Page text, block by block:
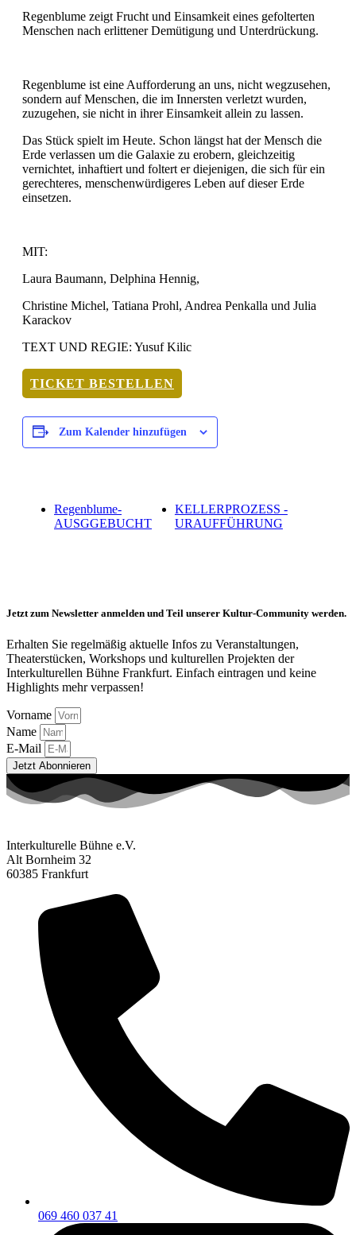
Regenblume zeigt Frucht und Einsamkeit eines gefolterten
Menschen nach erlittener Demütigung und Unterdrückung.
Regenblume ist eine Aufforderung an uns, nicht wegzusehen,
sondern auf Menschen, die im Innersten verletzt wurden,
zuzugehen, sie nicht in ihrer Einsamkeit allein zu lassen.
Das Stück spielt im Heute. Schon längst hat der Mensch die
Erde verlassen um die Galaxie zu erobern, gleichzeitig
vernichtet, inhaftiert und foltert er diejenigen, die sich für ein
gerechteres, menschenwürdigeres Leben auf dieser Erde
einsetzen.
MIT:
Laura Baumann, Delphina Hennig,
Christine Michel, Tatiana Prohl, Andrea Penkalla und Julia
Karackov
TEXT UND REGIE: Yusuf Kilic
TICKET BESTELLEN
Zum Kalender hinzufügen
Regenblume-
AUSGGEBUCHT
KELLERPROZESS -
URAUFFÜHRUNG
Jetzt zum Newsletter anmelden und Teil unserer Kultur-Community werden.
Erhalten Sie regelmäßig aktuelle Infos zu Veranstaltungen,
Theaterstücken, Workshops und kulturellen Projekten der
Interkulturellen Bühne Frankfurt. Einfach eintragen und keine
Highlights mehr verpassen!
Vorname
Name
E-Mail
Jetzt Abonnieren
Interkulturelle Bühne e.V.
Alt Bornheim 32
60385 Frankfurt
069 460 037 41